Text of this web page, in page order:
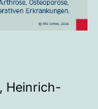
, Heinrich-